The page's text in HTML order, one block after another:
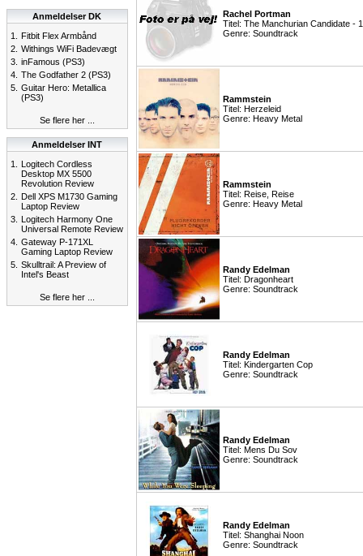
Anmeldelser DK
1.
Fitbit Flex Armbånd
2. Withings WiFi Badevægt
3. inFamous (PS3)
4. The Godfather 2 (PS3)
5. Guitar Hero: Metallica
(PS3)
Se flere her ...
Anmeldelser INT
1.
Logitech Cordless
Desktop MX 5500
Revolution Review
2. Dell XPS M1730 Gaming
Laptop Review
3. Logitech Harmony One
Universal Remote Review
4. Gateway P-171XL
Gaming Laptop Review
5. Skulltrail: A Preview of
Intel's Beast
Se flere her ...
Rachel Portman
Titel: The Manchurian Candidate -
Genre: Soundtrack
Rammstein
Titel: Herzeleid
Genre: Heavy Metal
Rammstein
Titel: Reise, Reise
Genre: Heavy Metal
Randy Edelman
Titel: Dragonheart
Genre: Soundtrack
Randy Edelman
Titel: Kindergarten Cop
Genre: Soundtrack
Randy Edelman
Titel: Mens Du Sov
Genre: Soundtrack
Randy Edelman
Titel: Shanghai Noon
Genre: Soundtrack